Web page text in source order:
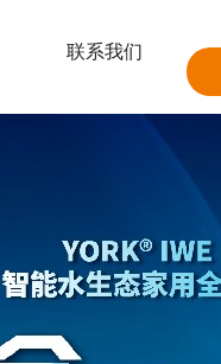
联系我们